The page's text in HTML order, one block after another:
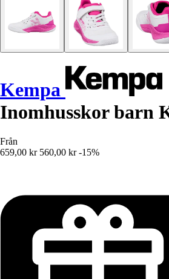
Kempa
Inomhusskor barn
Från
659,00 kr 560,00 kr -15%